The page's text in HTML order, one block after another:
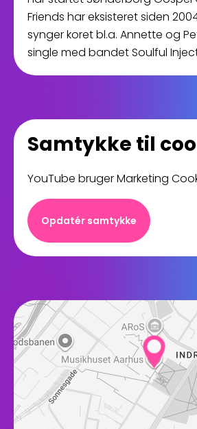
Friends har eksisteret siden
synger koret bl.a. Annette og
single med bandet Soulful
Samtykke til
YouTube bruger Marketing
Opdatér samtykke